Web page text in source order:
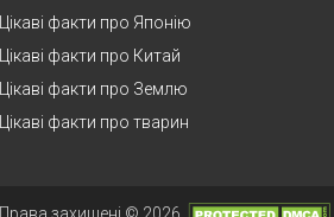
Цікаві факти про Японію
Цікаві факти про Китай
Цікаві факти про Землю
Цікаві факти про тварин